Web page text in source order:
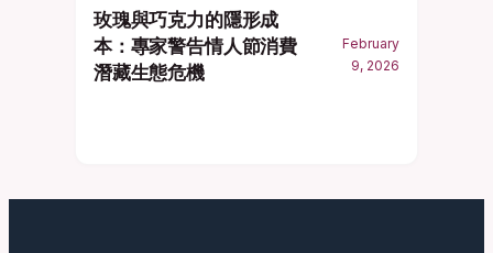
玫瑰與巧克力的隱形成
本：專家警告情人節消費
潛藏生態危機
February
9, 2026